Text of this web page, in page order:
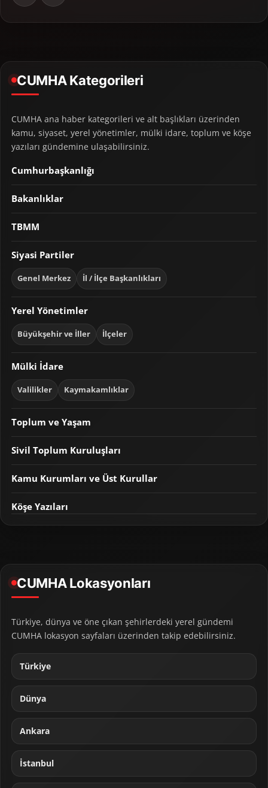
CUMHA Kategorileri
CUMHA ana haber kategorileri ve alt başlıkları üzerinden
kamu, siyaset, yerel yönetimler, mülki idare, toplum ve köşe
yazıları gündemine ulaşabilirsiniz.
Cumhurbaşkanlığı
Bakanlıklar
TBMM
Siyasi Partiler
Genel Merkez İl / İlçe Başkanlıkları
Yerel Yönetimler
Büyükşehir ve İller İlçeler
Mülki İdare
Valilikler Kaymakamlıklar
Toplum ve Yaşam
Sivil Toplum Kuruluşları
Kamu Kurumları ve Üst Kurullar
Köşe Yazıları
CUMHA Lokasyonları
Türkiye, dünya ve öne çıkan şehirlerdeki yerel gündemi
CUMHA lokasyon sayfaları üzerinden takip edebilirsiniz.
Türkiye
Dünya
Ankara
İstanbul